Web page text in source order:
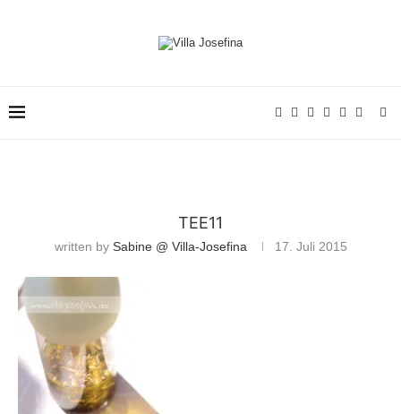
TEE11
written by Sabine @ Villa-Josefina 17. Juli 2015